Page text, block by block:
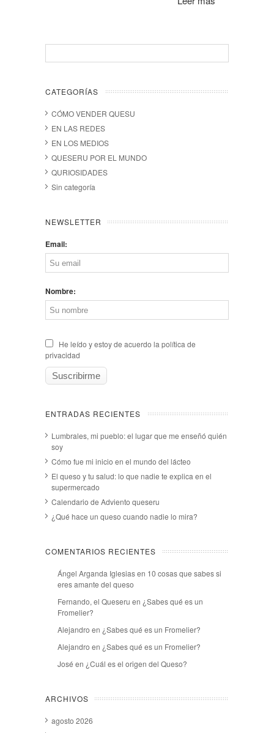
CATEGORÍAS
CÓMO VENDER QUESU
EN LAS REDES
EN LOS MEDIOS
QUESERU POR EL MUNDO
QURIOSIDADES
Sin categoría
NEWSLETTER
Email:
Nombre:
He leído y estoy de acuerdo la política de
privacidad
ENTRADAS RECIENTES
Lumbrales, mi pueblo: el lugar que me enseñó quién
soy
Cómo fue mi inicio en el mundo del lácteo
El queso y tu salud: lo que nadie te explica en el
supermercado
Calendario de Adviento queseru
¿Qué hace un queso cuando nadie lo mira?
COMENTARIOS RECIENTES
Ángel Arganda Iglesiasen 10 cosas que sabes si
eres amante del queso
Fernando, el Queseru en ¿Sabes qué es un
Fromelier?
Alejandro en ¿Sabes qué es un Fromelier?
Alejandro en ¿Sabes qué es un Fromelier?
José en ¿Cuál es el origen del Queso?
ARCHIVOS
agosto 2026